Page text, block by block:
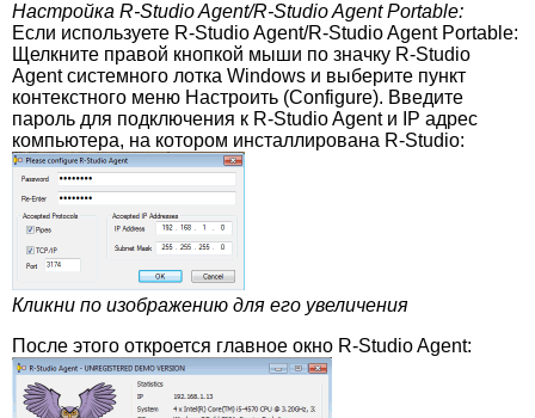
Настройка R-Studio Agent/R-Studio Agent Portable:
Если используете R-Studio Agent/R-Studio Agent Portable:
Щелкните правой кнопкой мыши по значку R-Studio
Agent системного лотка Windows и выберите пункт
контекстного меню Настроить (Configure). Введите
пароль для подключения к R-Studio Agent и IP адрес
компьютера, на котором инсталлирована R-Studio:
Кликни по изображению для его увеличения
После этого откроется главное окно R-Studio Agent: